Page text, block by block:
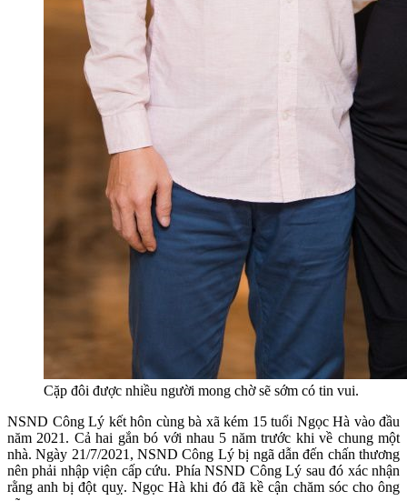
Cặp đôi được nhiều người mong chờ sẽ sớm có tin vui.
NSND Công Lý kết hôn cùng bà xã kém 15 tuổi Ngọc Hà vào đầu
năm 2021. Cả hai gắn bó với nhau 5 năm trước khi về chung một
nhà. Ngày 21/7/2021, NSND Công Lý bị ngã dẫn đến chấn thương
nên phải nhập viện cấp cứu. Phía NSND Công Lý sau đó xác nhận
rằng anh bị đột quỵ. Ngọc Hà khi đó đã kề cận chăm sóc cho ông